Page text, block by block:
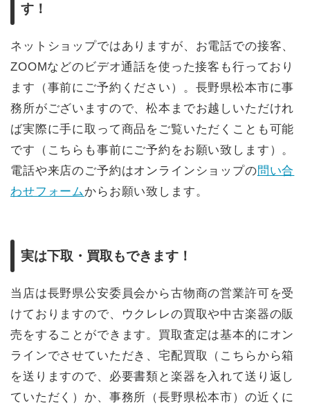
す！
ネットショップではありますが、お電話での接客、
ZOOMなどのビデオ通話を使った接客も行っており
ます（事前にご予約ください）。長野県松本市に事
務所がございますので、松本までお越しいただけれ
ば実際に手に取って商品をご覧いただくことも可能
です（こちらも事前にご予約をお願い致します）。
電話や来店のご予約はオンラインショップの問い合
わせフォーム からお願い致します。
実は下取・買取もできます！
当店は長野県公安委員会から古物商の営業許可を受
けておりますので、ウクレレの買取や中古楽器の販
売をすることができます。買取査定は基本的にオン
ラインでさせていただき、宅配買取（こちらから箱
を送りますので、必要書類と楽器を入れて送り返し
ていただく）か、事務所（長野県松本市）の近くに